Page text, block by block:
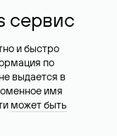
сервис
и быстро
по
выдается в
имя
может быть